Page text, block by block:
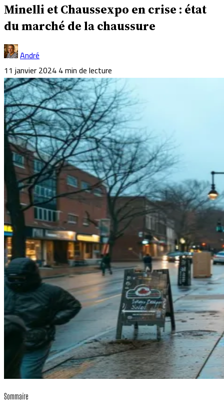
Minelli et Chaussexpo en crise : état
du marché de la chaussure
André
11 janvier 20244 min de lecture
Sommaire